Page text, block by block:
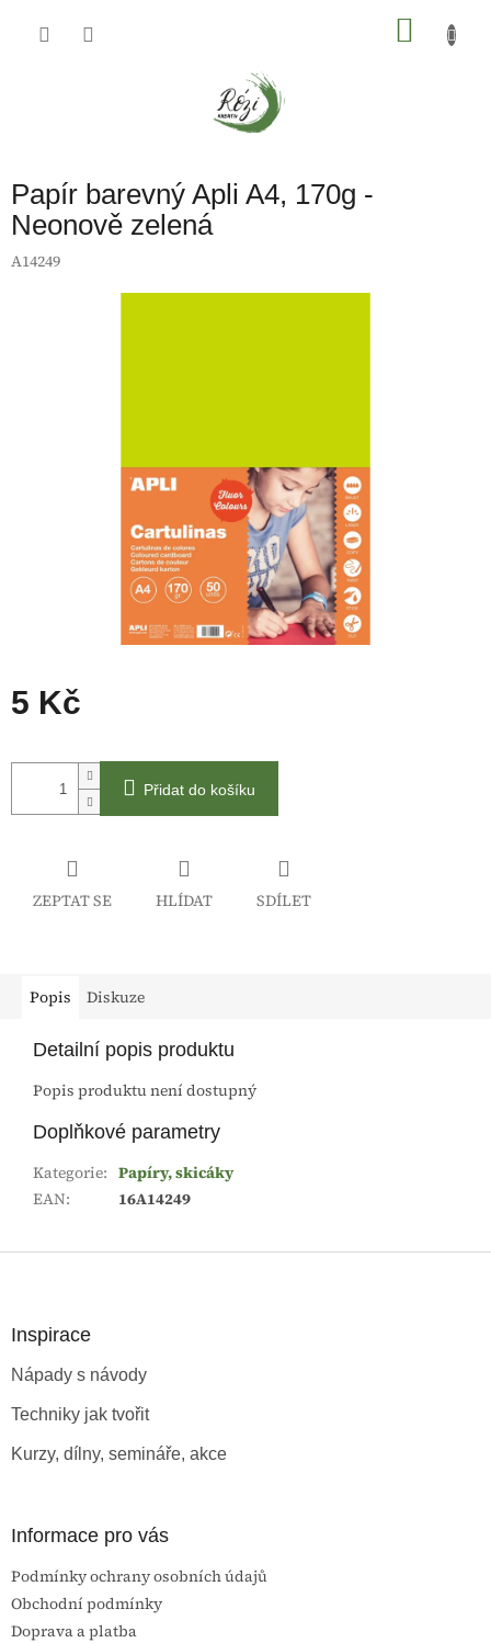
Papír barevný Apli A4, 170g -
Neonově zelená
A14249
5 Kč
cena:
Přidat do košíku
ZEPTAT SE HLÍDAT SDÍLET
Popis Diskuze
Detailní popis produktu
Popis produktu není dostupný
Doplňkové parametry
Kategorie: Papíry, skicáky
EAN: 16A14249
Inspirace
Nápady s návody
Techniky jak tvořit
Kurzy, dílny, semináře, akce
Informace pro vás
Podmínky ochrany osobních údajů
Obchodní podmínky
Doprava a platba